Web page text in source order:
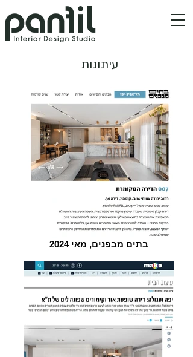
בתים מבפנים, מאי 2024
עיתונות